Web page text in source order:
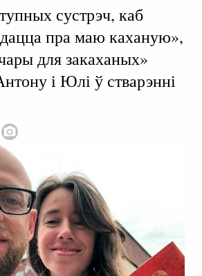
сустрэч, каб
пра маю каханую»,
для закаханых»
і Юлі ў стварэнні